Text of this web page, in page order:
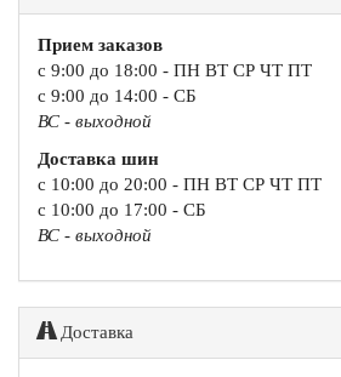
Прием заказов
с 9:00 до 18:00 - ПН ВТ СР ЧТ ПТ
с 9:00 до 14:00 - СБ
ВС - выходной
Доставка шин
с 10:00 до 20:00 - ПН ВТ СР ЧТ ПТ
с 10:00 до 17:00 - СБ
ВС - выходной
Доставка